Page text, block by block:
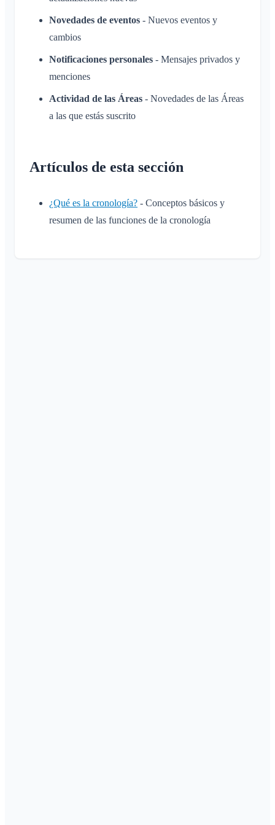
Novedades de eventos - Nuevos eventos y
cambios
Notificaciones personales - Mensajes privados y
menciones
Actividad de las Áreas - Novedades de las Áreas
a las que estás suscrito
Artículos de esta sección
¿Qué es la cronología? - Conceptos básicos y
resumen de las funciones de la cronología